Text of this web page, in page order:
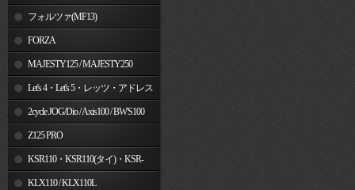
フォルツァ(MF13)
FORZA
MAJESTY125 / MAJESTY250
Let's 4・Let's 5・レッツ・アドレス
V50 2cycle JOG/Dio / Axis100 / BW'S100
Z125 PRO
KSR110・KSR110(タイ)・KSR-
I/II・KSR PRO
KLX110 / KLX110L